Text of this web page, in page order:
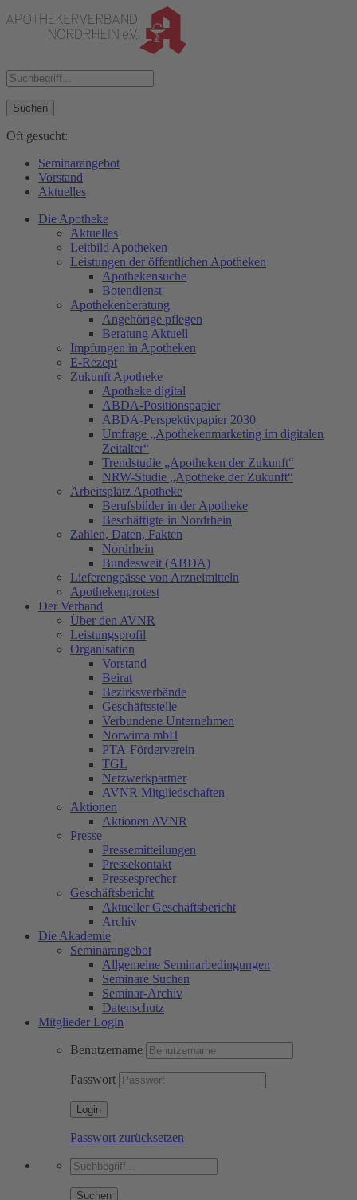
Suchen
Oft gesucht:
Seminarangebot
Vorstand
Aktuelles
Die Apotheke
Aktuelles
Leitbild Apotheken
Leistungen der öffentlichen Apotheken
Apothekensuche
Botendienst
Apothekenberatung
Angehörige pflegen
Beratung Aktuell
Impfungen in Apotheken
E-Rezept
Zukunft Apotheke
Apotheke digital
ABDA-Positionspapier
ABDA-Perspektivpapier 2030
Umfrage „Apothekenmarketing im digitalen
Zeitalter“
Trendstudie „Apotheken der Zukunft“
NRW-Studie „Apotheke der Zukunft“
Arbeitsplatz Apotheke
Berufsbilder in der Apotheke
Beschäftigte in Nordrhein
Zahlen, Daten, Fakten
Nordrhein
Bundesweit (ABDA)
Lieferengpässe von Arzneimitteln
Apothekenprotest
Der Verband
Über den AVNR
Leistungsprofil
Organisation
Vorstand
Beirat
Bezirksverbände
Geschäftsstelle
Verbundene Unternehmen
Norwima mbH
PTA-Förderverein
TGL
Netzwerkpartner
AVNR Mitgliedschaften
Aktionen
Aktionen AVNR
Presse
Pressemitteilungen
Pressekontakt
Pressesprecher
Geschäftsbericht
Aktueller Geschäftsbericht
Archiv
Die Akademie
Seminarangebot
Allgemeine Seminarbedingungen
Seminare Suchen
Seminar-Archiv
Datenschutz
Mitglieder Login
Benutzername
Passwort
Passwort zurücksetzen
Suchen